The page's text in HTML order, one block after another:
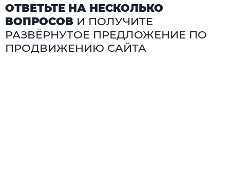
ОТВЕТЬТЕ НА НЕСКОЛЬКО
ВОПРОСОВ И ПОЛУЧИТЕ
РАЗВЁРНУТОЕ ПРЕДЛОЖЕНИЕ ПО
ПРОДВИЖЕНИЮ САЙТА